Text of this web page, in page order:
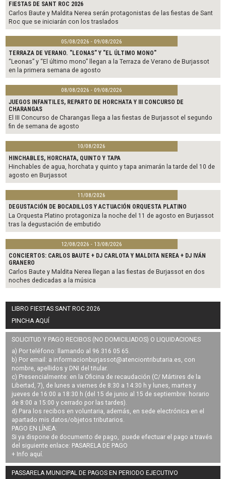
FIESTAS DE SANT ROC 2026
Carlos Baute y Maldita Nerea serán protagonistas de las fiestas de Sant
Roc que se iniciarán con los traslados
05/08/2026 - 09/08/2026
TERRAZA DE VERANO. "LEONAS" Y "EL ÚLTIMO MONO"
“Leonas” y “El último mono” llegan a la Terraza de Verano de Burjassot
en la primera semana de agosto
08/08/2026 - 09/08/2026
JUEGOS INFANTILES, REPARTO DE HORCHATA Y III CONCURSO DE
CHARANGAS
El III Concurso de Charangas llega a las fiestas de Burjassot el segundo
fin de semana de agosto
10/08/2026
HINCHABLES, HORCHATA, QUINTO Y TAPA
Hinchables de agua, horchata y quinto y tapa animarán la tarde del 10 de
agosto en Burjassot
11/08/2026
DEGUSTACIÓN DE BOCADILLOS Y ACTUACIÓN ORQUESTA PLATINO
La Orquesta Platino protagoniza la noche del 11 de agosto en Burjassot
tras la degustación de embutido
12/08/2026 - 13/08/2026
CONCIERTOS: CARLOS BAUTE + DJ CARLOTA Y MALDITA NEREA + DJ IVÁN
GRANERO
Carlos Baute y Maldita Nerea llegan a las fiestas de Burjassot en dos
noches dedicadas a la música
LIBRO FIESTAS SANT ROC 2026
PINCHA AQUÍ
SOLICITUD Y PAGO RECIBOS (NO DOMICILIADOS) O LIQUIDACIONES
a) Por teléfono: llamando al 96 316 05 65.
b) Por email: a informacionburjassot@atenciontributaria.es, con
nombre, apellidos y DNI del titular.
c) Presencialmente: en la Oficina de recaudación (C/ Mártires de la
Libertad, 7), de lunes a viernes de 8:30 a 14:30 h y lunes, martes y
jueves de 16:00 a 18:30 h (del 15 de junio al 15 de septiembre: horario
de 8:00 a 15:00 y cerrado por las tardes).
d) Para los recibos en voluntaria, además, en sede electrónica en el
apartado mis datos/objetos tributarios.
PAGO EN LÍNEA:
Si ya dispone de documento de pago, puede efectuar el pago a través
del siguiente enlace: PASARELA DE PAGO
+ Info aquí.
PASSARELA MUNICIPAL DE PAGOS EN PERIODO EJECUTIVO